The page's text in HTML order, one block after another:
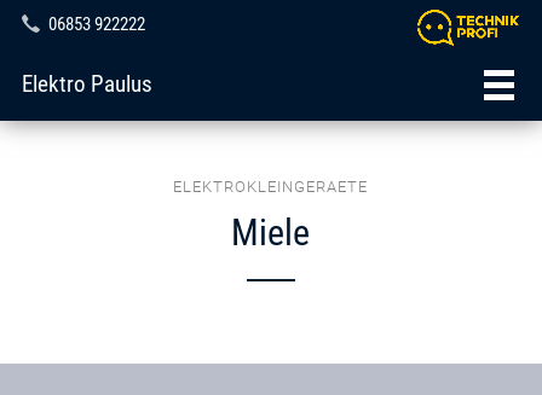
06853 922222
Elektro Paulus
ELEKTROKLEINGERAETE
Miele